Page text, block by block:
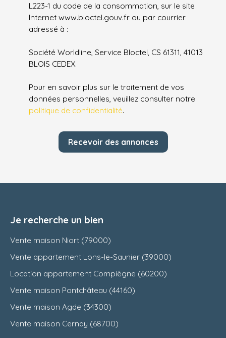
L223-1 du code de la consommation, sur le site
Internet www.bloctel.gouv.fr ou par courrier
adressé à :
Société Worldline, Service Bloctel, CS 61311, 41013
BLOIS CEDEX.
Pour en savoir plus sur le traitement de vos
données personnelles, veuillez consulter notre
politique de confidentialité.
Recevoir des annonces
Je recherche un bien
Vente maison Niort (79000)
Vente appartement Lons-le-Saunier (39000)
Location appartement Compiègne (60200)
Vente maison Pontchâteau (44160)
Vente maison Agde (34300)
Vente maison Cernay (68700)